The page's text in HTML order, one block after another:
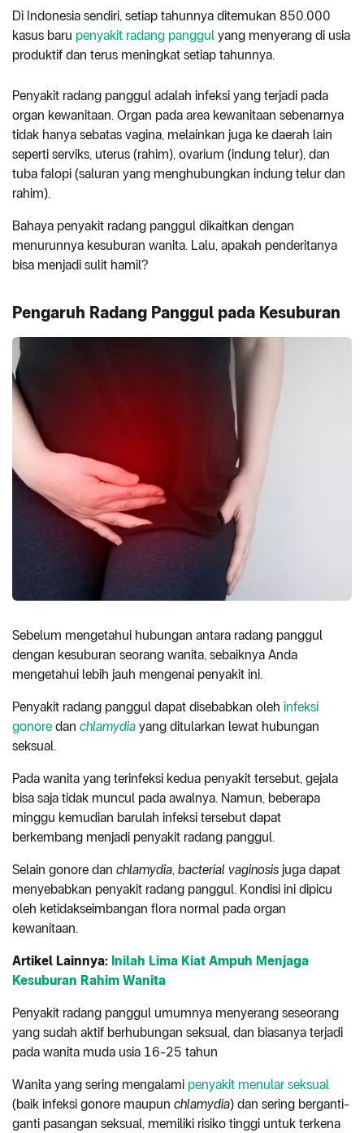
Di Indonesia sendiri, setiap tahunnya ditemukan 850.000
kasus baru penyakit radang panggul yang menyerang di usia
produktif dan terus meningkat setiap tahunnya.
Penyakit radang panggul adalah infeksi yang terjadi pada
organ kewanitaan. Organ pada area kewanitaan sebenarnya
tidak hanya sebatas vagina, melainkan juga ke daerah lain
seperti serviks, uterus (rahim), ovarium (indung telur), dan
tuba falopi (saluran yang menghubungkan indung telur dan
rahim).
Bahaya penyakit radang panggul dikaitkan dengan
menurunnya kesuburan wanita. Lalu, apakah penderitanya
bisa menjadi sulit hamil?
Pengaruh Radang Panggul pada Kesuburan
Sebelum mengetahui hubungan antara radang panggul
dengan kesuburan seorang wanita, sebaiknya Anda
mengetahui lebih jauh mengenai penyakit ini.
Penyakit radang panggul dapat disebabkan oleh infeksi
gonore dan chlamydia yang ditularkan lewat hubungan
seksual.
Pada wanita yang terinfeksi kedua penyakit tersebut, gejala
bisa saja tidak muncul pada awalnya. Namun, beberapa
minggu kemudian barulah infeksi tersebut dapat
berkembang menjadi penyakit radang panggul.
Selain gonore dan chlamydia, bacterial vaginosis juga dapat
menyebabkan penyakit radang panggul. Kondisi ini dipicu
oleh ketidakseimbangan flora normal pada organ
kewanitaan.
Artikel Lainnya: Inilah Lima Kiat Ampuh Menjaga
Kesuburan Rahim Wanita
Penyakit radang panggul umumnya menyerang seseorang
yang sudah aktif berhubungan seksual, dan biasanya terjadi
pada wanita muda usia 16-25 tahun
Wanita yang sering mengalami penyakit menular seksual
(baik infeksi gonore maupun chlamydia) dan sering berganti-
ganti pasangan seksual, memiliki risiko tinggi untuk terkena